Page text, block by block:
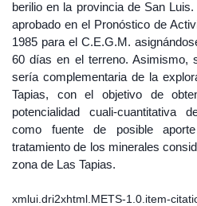
berilio en la provincia de San
aprobado en el Pronóstico de
1985 para el C.E.G.M.
60 días en el terreno. Asimismo,
sería complementaria de la
Tapias, con el objetivo de
potencialidad cuali-cuantitativa
como fuente de posible
tratamiento de los minerales
zona de Las Tapias.
xmlui.dri2xhtml.METS-1.0.item-